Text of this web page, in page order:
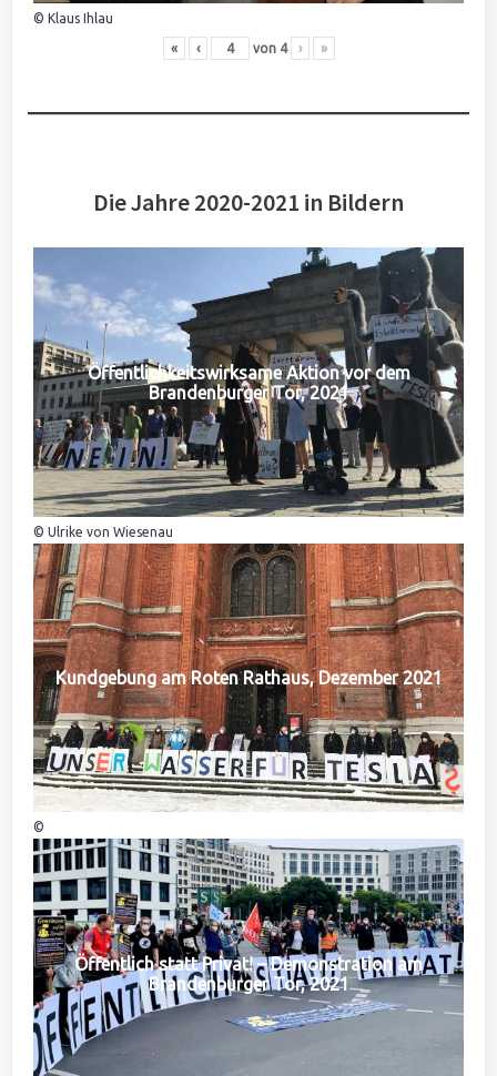
© Klaus Ihlau
« ‹ von 4 › »
Die Jahre 2020-2021 in Bildern
Öffentlichkeitswirksame Aktion vor dem
Brandenburger Tor, 2021
© Ulrike von Wiesenau
Kundgebung am Roten Rathaus, Dezember 2021
©
Öffentlich statt Privat! – Demonstration am
Brandenburger Tor, 2021